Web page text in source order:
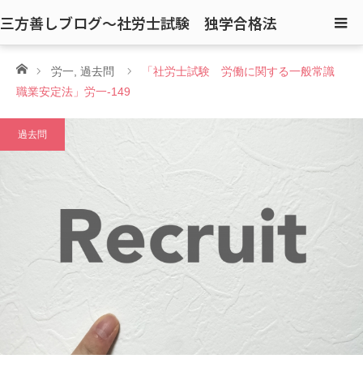
三方善しブログ〜社労士試験 独学合格法
ホーム労一 過去問
「社労士試験 労働に関する一般常識
職業安定法」労一-149
過去問